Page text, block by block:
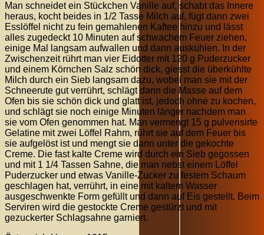
Man schneidet ein Stückchen Vanille auf, schabt das Innere
heraus, kocht beides in 1/2 Tasse Milch auf, fügt dann zwei
Esslöffel nicht zu fein gemahlenen Kaftee hinzu und lässt
alles zugedeckt 10 Minuten auf schwachem Feuer ziehen,
einige Mal langsam aufwallen und dann auskühlen. In der
Zwischenzeit rührt man vier Eidotter mit 120 g Puderzucker
und einem Körnchen Salz schön dick, giesst die überkühlte
Milch durch ein Sieb langsam dazu, wobei man sie mit der
Schneerute gut verrührt, schlägt dann die Masse auf dem
Ofen bis sie schön dick und glatt ist, jedoch ohne zu kochen,
und schlägt sie noch einige Minuten länger nachdem man
sie vom Ofen genommen hat. Man vermengt 15 g pulverisirte
Gelatine mit zwei Löffel Rahm, rührt sie auf dem Feuer bis
sie aufgelöst ist und mengt sie dann unter die gekochte
Creme. Die fast kalte Creme wird durch ein Sieb gegossen
und mit 1 1/4 Tassen Sahne, die man nebst einem Löffel
Puderzucker und etwas Vanille-Zucker zu festem Schaum
geschlagen hat, verrührt, in eine mit kaltem Wasser
ausgeschwenkte Form gefüllt und dann auf Eis gestellt. Beim
Serviren wird die gestockte Creme gestürzt und mit
gezuckerter Schlagsahne garniert.